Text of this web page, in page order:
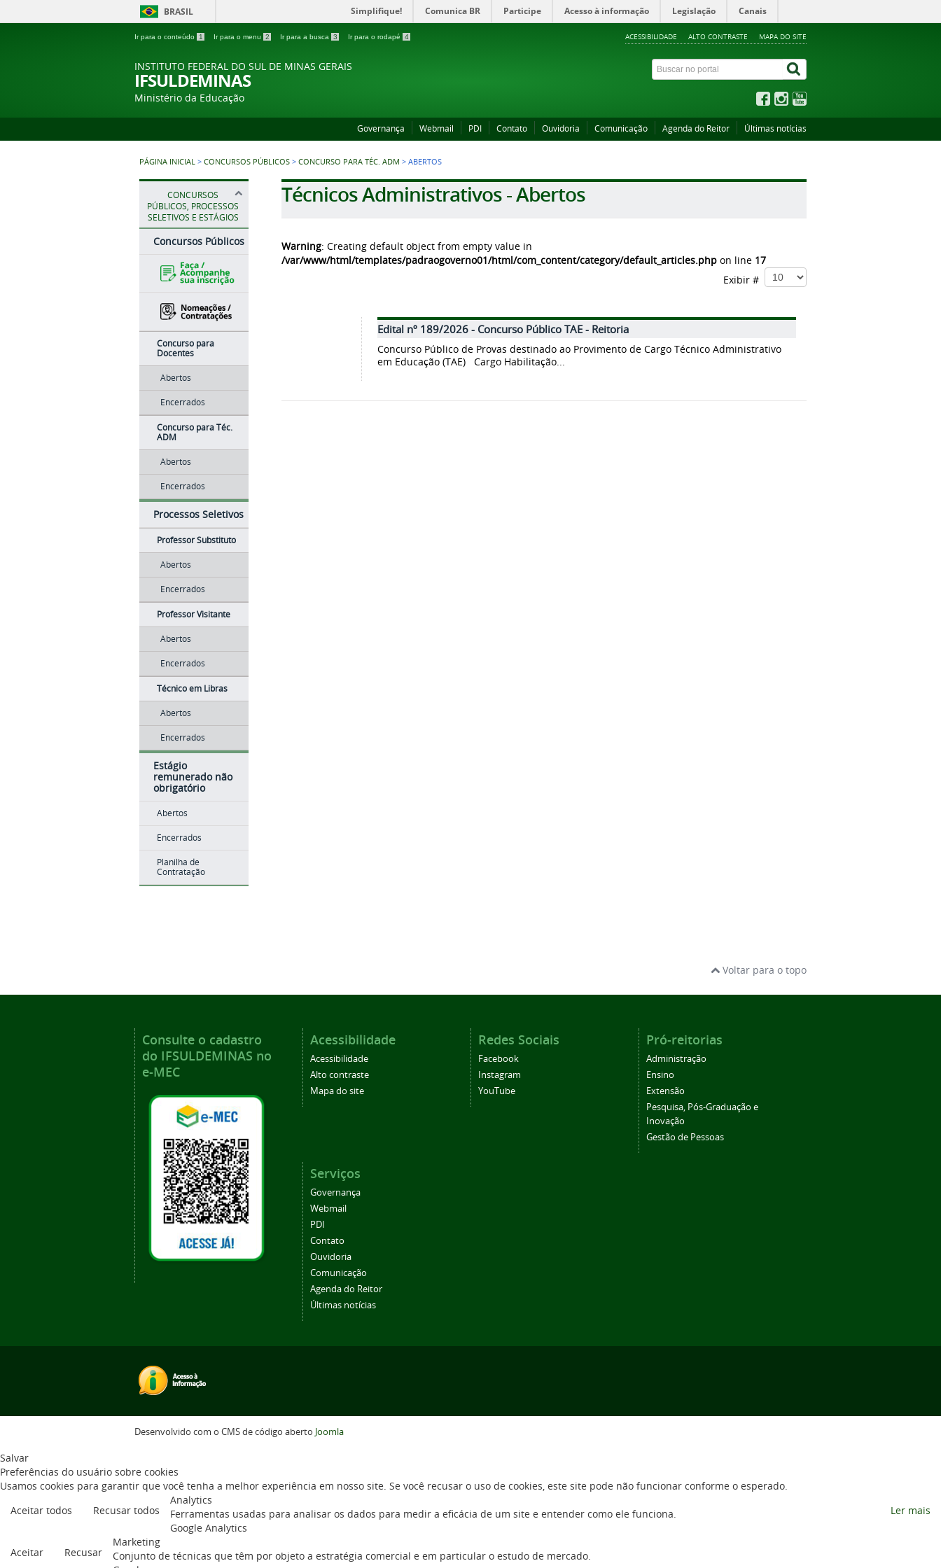
BRASIL Simplifique! Comunica BR Participe Acesso à informação Legislação Canais
Ir para o conteúdo 1 Ir para o menu 2 Ir para a busca 3 Ir para o rodapé 4 ACESSIBILIDADE ALTO CONTRASTE MAPA DO SITE
INSTITUTO FEDERAL DO SUL DE MINAS GERAIS
IFSULDEMINAS
Ministério da Educação
Governança Webmail PDI Contato Ouvidoria Comunicação Agenda do Reitor Últimas notícias
PÁGINA INICIAL > CONCURSOS PÚBLICOS > CONCURSO PARA TÉC. ADM > ABERTOS
CONCURSOS
PÚBLICOS, PROCESSOS
SELETIVOS E ESTÁGIOS
Concursos Públicos
Concurso para
Docentes
Abertos
Encerrados
Concurso para Téc.
ADM
Abertos
Encerrados
Processos Seletivos
Professor Substituto
Abertos
Encerrados
Professor Visitante
Abertos
Encerrados
Técnico em Libras
Abertos
Encerrados
Estágio
remunerado não
obrigatório
Abertos
Encerrados
Planilha de
Contratação
Técnicos Administrativos - Abertos
Warning: Creating default object from empty value in
/var/www/html/templates/padraogoverno01/html/com_content/category/default_articles.php on line 17
Exibir #
Edital nº 189/2026 - Concurso Público TAE - Reitoria
Concurso Público de Provas destinado ao Provimento de Cargo Técnico Administrativo
em Educação (TAE) Cargo Habilitação...
Voltar para o topo
Consulte o cadastro
do IFSULDEMINAS no
e-MEC
Acessibilidade
Acessibilidade
Alto contraste
Mapa do site
Redes Sociais
Facebook
Instagram
YouTube
Pró-reitorias
Administração
Ensino
Extensão
Pesquisa, Pós-Graduação e
Inovação
Gestão de Pessoas
Serviços
Governança
Webmail
PDI
Contato
Ouvidoria
Comunicação
Agenda do Reitor
Últimas notícias
Desenvolvido com o CMS de código aberto Joomla
Salvar
Preferências do usuário sobre cookies
Usamos cookies para garantir que você tenha a melhor experiência em nosso site. Se você recusar o uso de cookies, este site pode não funcionar conforme o esperado.
Aceitar todos
Recusar todos Ler mais
Analytics
Ferramentas usadas para analisar os dados para medir a eficácia de um site e entender como ele funciona.
Google Analytics
Aceitar
Recusar
Marketing
Conjunto de técnicas que têm por objeto a estratégia comercial e em particular o estudo de mercado.